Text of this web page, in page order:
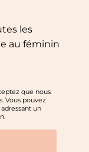
les
au féminin